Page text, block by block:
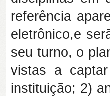
referência
eletrônico,e
seu turno, o
vistas a
instituição; 2)